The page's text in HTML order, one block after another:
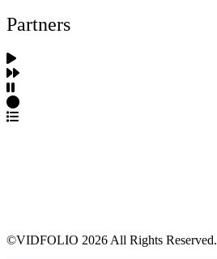
Partners
©VIDFOLIO 2026 All Rights Reserved.